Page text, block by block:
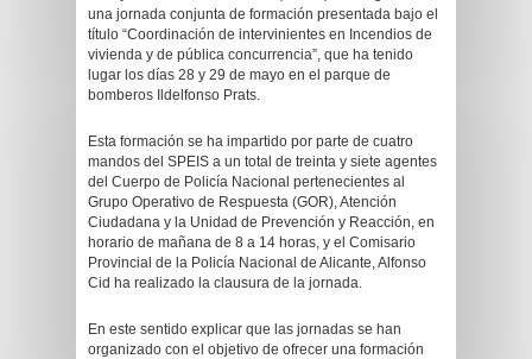
una jornada conjunta de formación presentada bajo el
título “Coordinación de intervinientes en Incendios de
vivienda y de pública concurrencia”, que ha tenido
lugar los días 28 y 29 de mayo en el parque de
bomberos Ildelfonso Prats.
Esta formación se ha impartido por parte de cuatro
mandos del SPEIS a un total de treinta y siete agentes
del Cuerpo de Policía Nacional pertenecientes al
Grupo Operativo de Respuesta (GOR), Atención
Ciudadana y la Unidad de Prevención y Reacción, en
horario de mañana de 8 a 14 horas, y el Comisario
Provincial de la Policía Nacional de Alicante, Alfonso
Cid ha realizado la clausura de la jornada.
En este sentido explicar que las jornadas se han
organizado con el objetivo de ofrecer una formación